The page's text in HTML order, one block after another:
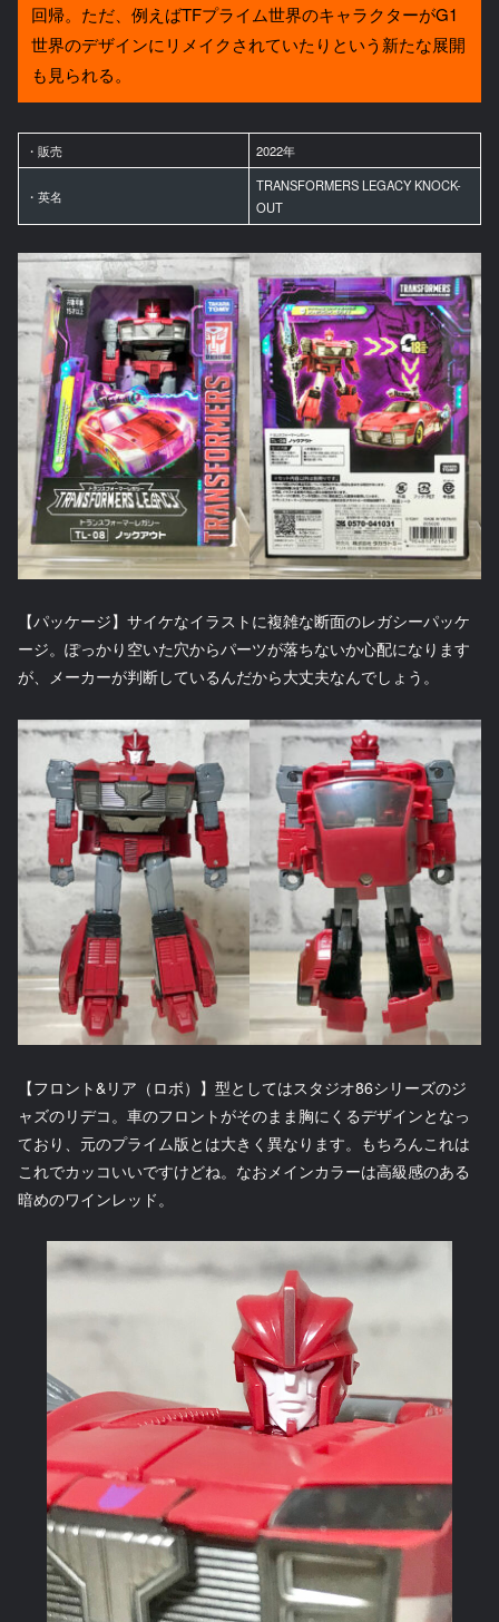
回帰。ただ、例えばTFプライム世界のキャラクターがG1
世界のデザインにリメイクされていたりという新たな展開
も見られる。
・販売 2022年
・英名
TRANSFORMERS LEGACY KNOCK-
OUT
【パッケージ】サイケなイラストに複雑な断面のレガシーパッケ
ージ。ぽっかり空いた穴からパーツが落ちないか心配になります
が、メーカーが判断しているんだから大丈夫なんでしょう。
【フロント&リア（ロボ）】型としてはスタジオ86シリーズのジ
ャズのリデコ。車のフロントがそのまま胸にくるデザインとなっ
ており、元のプライム版とは大きく異なります。もちろんこれは
これでカッコいいですけどね。なおメインカラーは高級感のある
暗めのワインレッド。